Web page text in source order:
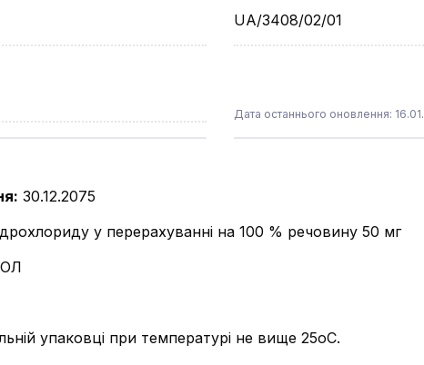
UA/3408/02/01
Дата останнього оновлення:
: 30.12.2075
у перерахуванні на 100 % речовину 50 мг
упаковці при температурі не вище 25оС.